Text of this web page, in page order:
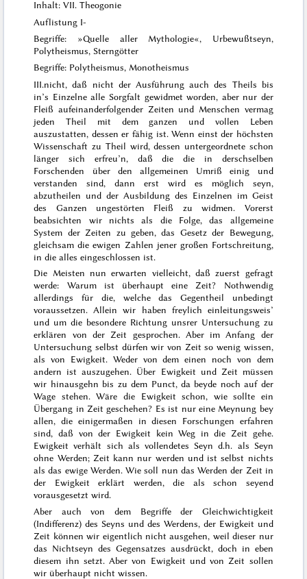
Inhalt: VII. Theogonie
Auflistung I-
Begriffe: »Quelle aller Mythologie«, Urbewußtseyn,
Polytheismus, Sterngötter
Begriffe: Polytheismus, Monotheismus
III.nicht, daß nicht der Ausführung auch des Theils bis
in’s Einzelne alle Sorgfalt gewidmet worden, aber nur der
Fleiß aufeinanderfolgender Zeiten und Menschen vermag
jeden Theil mit dem ganzen und vollen Leben
auszustatten, dessen er fähig ist. Wenn einst der höchsten
Wissenschaft zu Theil wird, dessen untergeordnete schon
länger sich erfreu’n, daß die die in derschselben
Forschenden über den allgemeinen Umriß einig und
verstanden sind, dann erst wird es möglich seyn,
abzutheilen und der Ausbildung des Einzelnen im Geist
des Ganzen ungestörten Fleiß zu widmen. Vorerst
beabsichten wir nichts als die Folge, das allgemeine
System der Zeiten zu geben, das Gesetzder Bewegung,
gleichsam die ewigen Zahlen jener großen Fortschreitung,
in die alles eingeschlossen ist.
Die Meisten nun erwarten vielleicht, daß zuerst gefragt
werde: Warum ist überhaupt eine Zeit? Nothwendig
allerdings für die, welche das Gegentheil unbedingt
voraussetzen. Allein wir haben freylich einleitungsweis’
und um die besondere Richtung unsrer Untersuchung zu
erklären von der Zeit gesprochen. Aber im Anfang der
Untersuchung selbst dürfen wir von Zeit so wenig wissen,
als von Ewigkeit. Weder von dem einen noch von dem
andern ist auszugehen. Über Ewigkeit und Zeit müssen
wir hinausgehn bis zu dem Punct, da beyde noch auf der
Wage stehen.Wäre die Ewigkeit schon, wie sollte ein
Übergang in Zeit geschehen? Es ist nur eine Meynung bey
allen, die einigermaßen in diesen Forschungen erfahren
sind, daß von der Ewigkeit kein Weg in die Zeit gehe.
Ewigkeit verhält sich als vollendetes Seyn d.h. als Seyn
ohne Werden; Zeit kann nur werden und ist selbst nichts
als das ewige Werden. Wie soll nun das Werden der Zeit in
der Ewigkeit erklärt werden, die als schon seyend
vorausgesetzt wird.
Aber auch von dem Begriffe der Gleichwichtigkeit
(Indifferenz) des Seyns und des Werdens, der Ewigkeit und
Zeit können wir eigentlich nicht ausgehen, weil dieser nur
das Nichtseyn des Gegensatzes ausdrückt, doch in eben
diesem ihn setzt. Aber von Ewigkeit und von Zeit sollen
wir überhaupt nicht wissen.